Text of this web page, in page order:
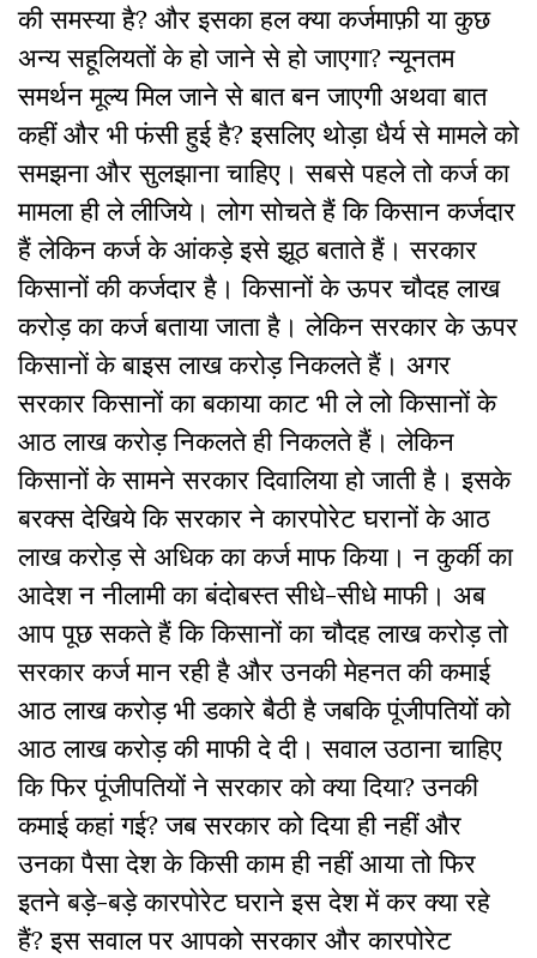
की समस्या है? और इसका हल क्या कर्जमाफ़ी या कुछ
अन्य सहूलियतों के हो जाने से हो जाएगा? न्यूनतम
समर्थन मूल्य मिल जाने से बात बन जाएगी अथवा बात
कहीं और भी फंसी हुई है? इसलिए थोड़ा धैर्य से मामले को
समझना और सुलझाना चाहिए। सबसे पहले तो कर्ज का
मामला ही ले लीजिये। लोग सोचते हैं कि किसान कर्जदार
हैं लेकिन कर्ज के आंकड़े इसे झूठ बताते हैं। सरकार
किसानों की कर्जदार है। किसानों के ऊपर चौदह लाख
करोड़ का कर्ज बताया जाता है। लेकिन सरकार के ऊपर
किसानों के बाइस लाख करोड़ निकलते हैं। अगर
सरकार किसानों का बकाया काट भी ले लो किसानों के
आठ लाख करोड़ निकलते ही निकलते हैं। लेकिन
किसानों के सामने सरकार दिवालिया हो जाती है। इसके
बरक्स देखिये कि सरकार ने कारपोरेट घरानों के आठ
लाख करोड़ से अधिक का कर्ज माफ किया। न कुर्की का
आदेश न नीलामी का बंदोबस्त सीधे-सीधे माफी। अब
आप पूछ सकते हैं कि किसानों का चौदह लाख करोड़ तो
सरकार कर्ज मान रही है और उनकी मेहनत की कमाई
आठ लाख करोड़ भी डकारे बैठी है जबकि पूंजीपतियों को
आठ लाख करोड़ की माफी दे दी। सवाल उठाना चाहिए
कि फिर पूंजीपतियों ने सरकार को क्या दिया? उनकी
कमाई कहां गई? जब सरकार को दिया ही नहीं और
उनका पैसा देश के किसी काम ही नहीं आया तो फिर
इतने बड़े-बड़े कारपाेरेट घराने इस देश में कर क्या रहे
हैं? इस सवाल पर आपको सरकार और कारपोरेट